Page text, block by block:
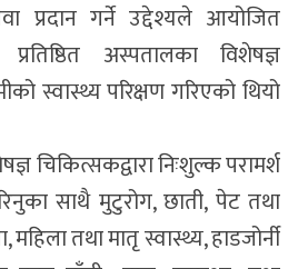
प्रदान गर्ने उद्देश्यले आयोजित
अस्पतालका विशेषज्ञ
स्वास्थ्य परिक्षण गरिएको थियो
चिकित्सकद्वारा निःशुल्क परामर्श
साथै मुटुरोग, छाती, पेट तथा
तथा मातृ स्वास्थ्य, हाडजोर्नी